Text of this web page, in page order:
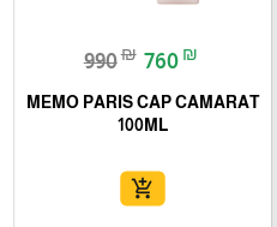
990₪ 760 ₪
MEMO PARIS CAP CAMARAT
100ML
add_shopping_cart